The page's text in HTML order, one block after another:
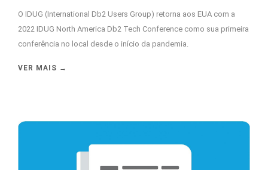
O IDUG (International Db2 Users Group) retorna aos EUA com a
2022 IDUG North America Db2 Tech Conference como sua primeira
conferência no local desde o início da pandemia.
VER MAIS →